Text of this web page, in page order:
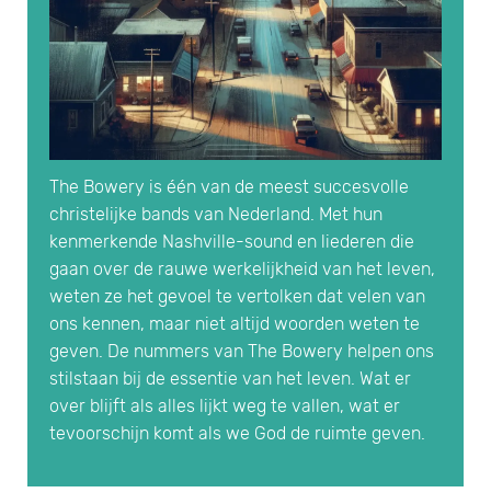
The Bowery is één van de meest succesvolle
christelijke bands van Nederland. Met hun
kenmerkende Nashville-sound en liederen die
gaan over de rauwe werkelijkheid van het leven,
weten ze het gevoel te vertolken dat velen van
ons kennen, maar niet altijd woorden weten te
geven. De nummers van The Bowery helpen ons
stilstaan bij de essentie van het leven. Wat er
over blijft als alles lijkt weg te vallen, wat er
tevoorschijn komt als we God de ruimte geven.